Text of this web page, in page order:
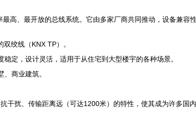
高、最开放的总线系统。它由多家厂商共同推动，设备兼容性
绞线（KNX TP）。
定，设计灵活，适用于从住宅到大型楼宇的各种场景。
商业建筑。
干扰、传输距离远（可达1200米）的特性，使其成为许多国